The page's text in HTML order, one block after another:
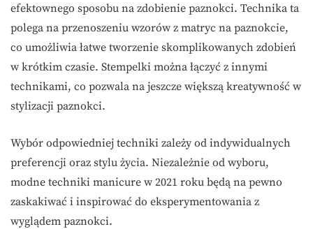
efektownego sposobu na zdobienie paznokci. Technika ta
polega na przenoszeniu wzorów z matryc na paznokcie,
co umożliwia łatwe tworzenie skomplikowanych zdobień
w krótkim czasie. Stempelki można łączyć z innymi
technikami, co pozwala na jeszcze większą kreatywność w
stylizacji paznokci.
Wybór odpowiedniej techniki zależy od indywidualnych
preferencji oraz stylu życia. Niezależnie od wyboru,
modne techniki manicure w 2021 roku będą na pewno
zaskakiwać i inspirować do eksperymentowania z
wyglądem paznokci.